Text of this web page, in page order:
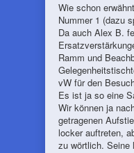
Wie schon
Nummer 1 (dazu
Da auch Alex B.
Ramm und
vW für den
Es ist ja so eine
Wir können ja
getragenen
locker auftreten,
zu wörtlich. Seine